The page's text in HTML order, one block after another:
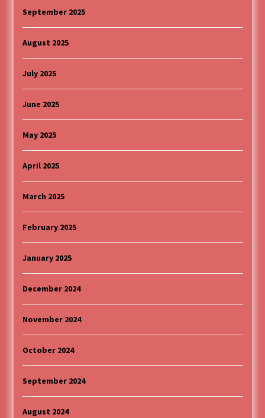
September 2025
August 2025
July 2025
June 2025
May 2025
April 2025
March 2025
February 2025
January 2025
December 2024
November 2024
October 2024
September 2024
August 2024